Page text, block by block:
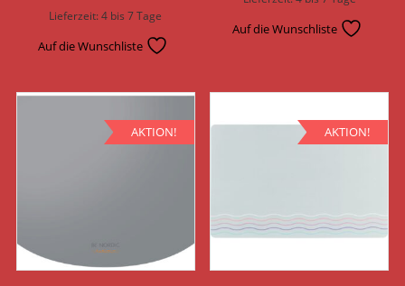
Lieferzeit:4 bis 7 Tage
Auf die Wunschliste
Auf die Wunschliste
AKTION! AKTION!